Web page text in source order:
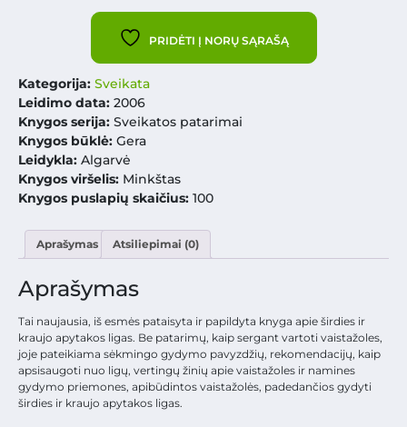
PRIDĖTI Į NORŲ SĄRAŠĄ
Kategorija: Sveikata
Leidimo data: 2006
Knygos serija: Sveikatos patarimai
Knygos būklė: Gera
Leidykla: Algarvė
Knygos viršelis: Minkštas
Knygos puslapių skaičius: 100
Aprašymas Atsiliepimai (0)
Aprašymas
Tai naujausia, iš esmės pataisyta ir papildyta knyga apie širdies ir
kraujo apytakos ligas. Be patarimų, kaip sergant vartoti vaistažoles,
joje pateikiama sėkmingo gydymo pavyzdžių, rekomendacijų, kaip
apsisaugoti nuo ligų, vertingų žinių apie vaistažoles ir namines
gydymo priemones, apibūdintos vaistažolės, padedančios gydyti
širdies ir kraujo apytakos ligas.